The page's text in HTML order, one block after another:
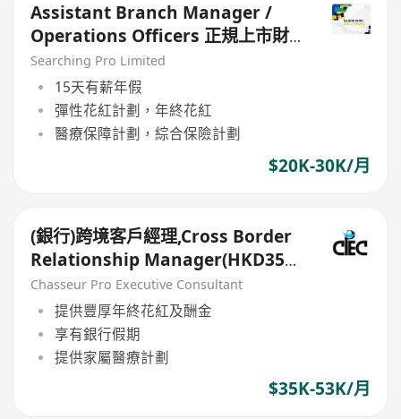
Assistant Branch Manager /
Operations Officers 正規上市財
務公司
Searching Pro Limited
15天有薪年假
彈性花紅計劃，年終花紅
醫療保障計劃，綜合保險計劃
$20K-30K/月
(銀行)跨境客戶經理,Cross Border
Relationship Manager(HKD35k-
50k+)
Chasseur Pro Executive Consultant
提供豐厚年終花紅及酬金
享有銀行假期
提供家屬醫療計劃
$35K-53K/月